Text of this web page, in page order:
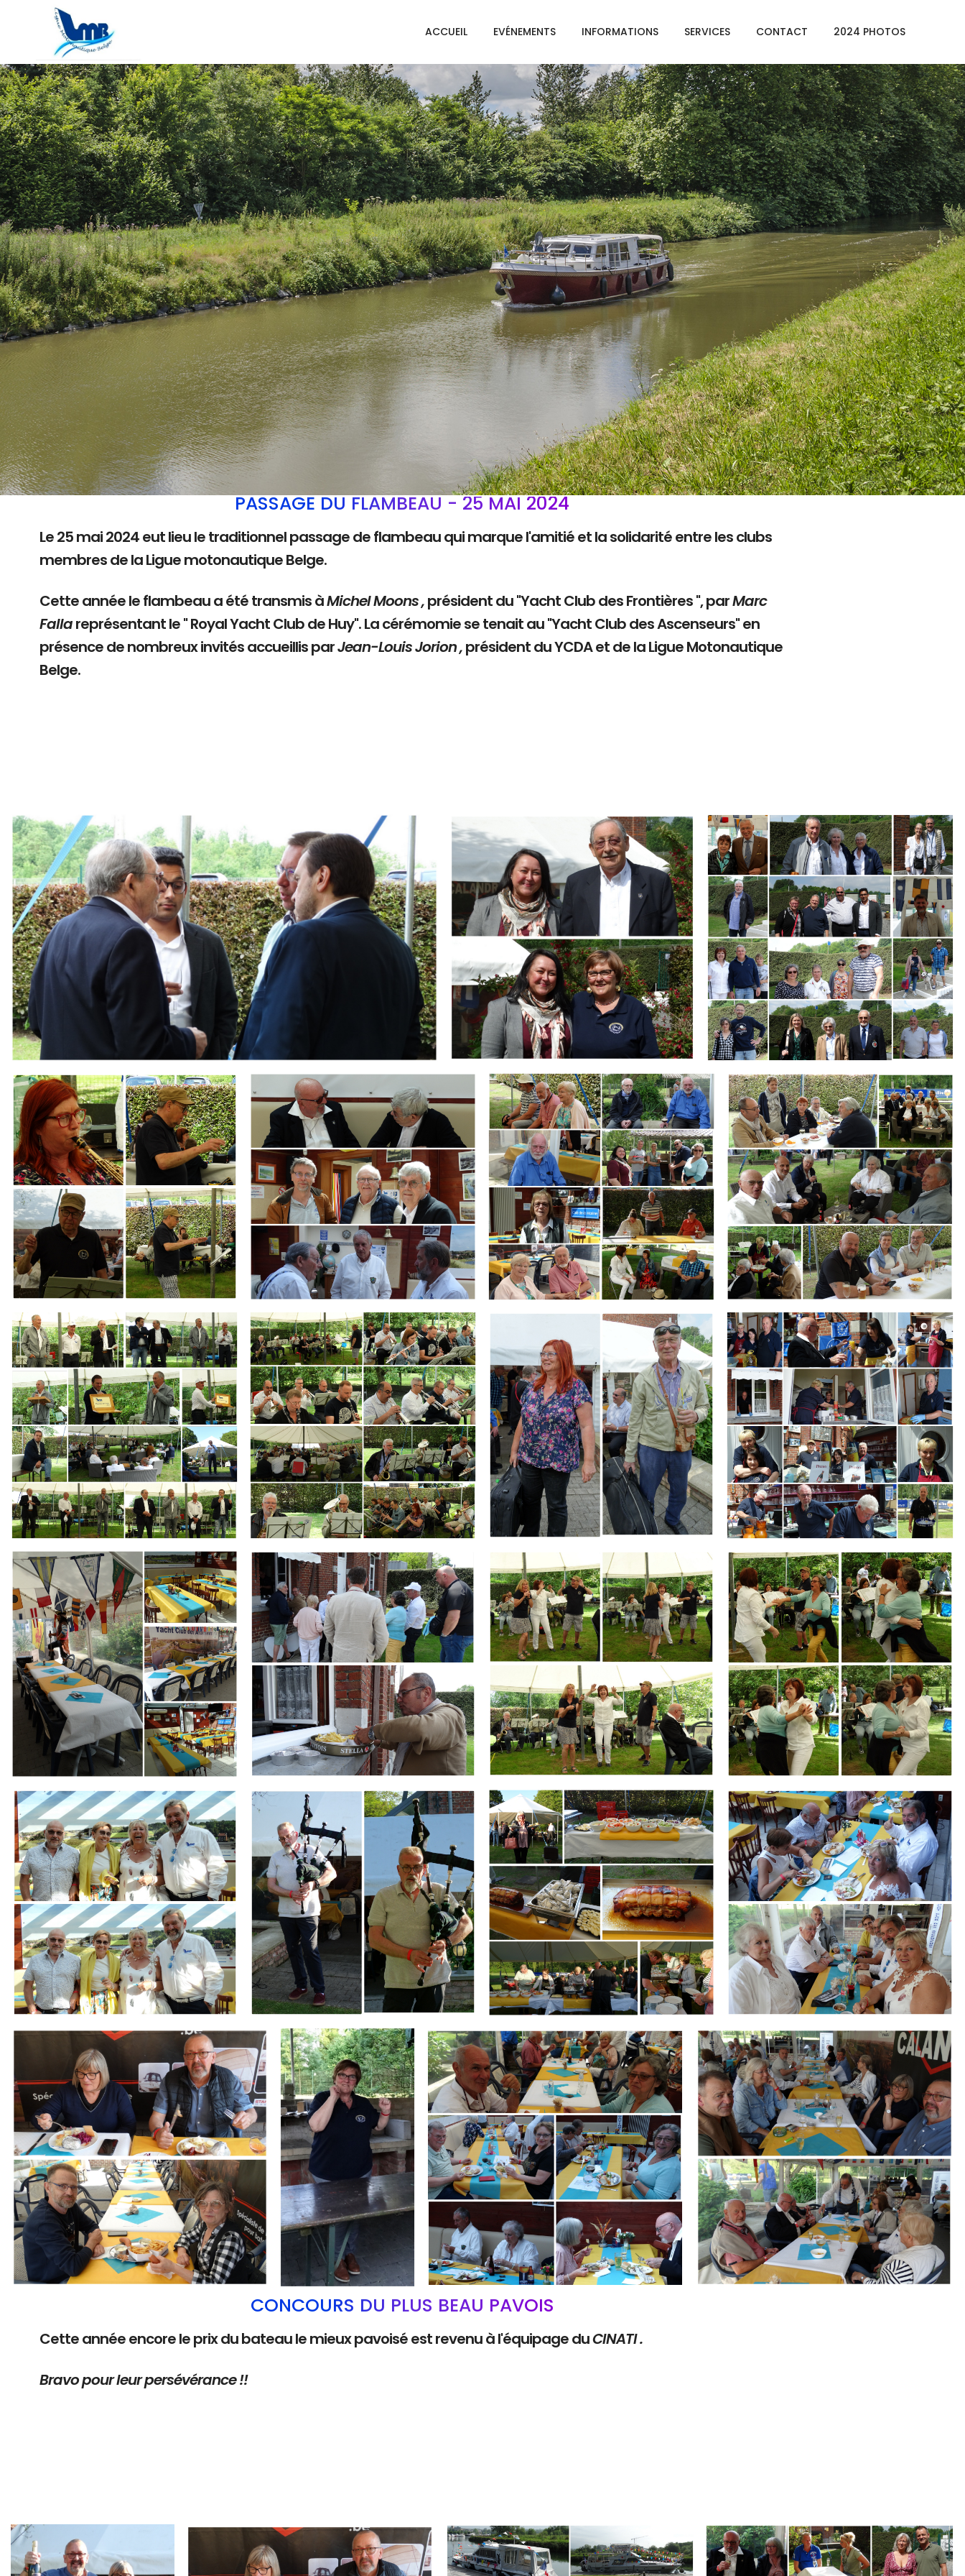
ACCUEIL EVÉNEMENTS INFORMATIONS SERVICES CONTACT 2024 PHOTOS
PASSAGE DU FLAMBEAU - 25 MAI 2024
Le 25 mai 2024 eut lieu le traditionnel passage de flambeau qui marque l'amitié et la solidarité entre les clubs
membres de la Ligue motonautique Belge.
Cette année le flambeau a été transmis àMichel Moons ,président du "Yacht Club des Frontières ", parMarc
Fallareprésentant le " Royal Yacht Club de Huy". La cérémomie se tenait au "Yacht Club des Ascenseurs" en
présence de nombreux invités accueillis parJean-Louis Jorion ,président du YCDA et de la Ligue Motonautique
Belge.
Branding
ARMCHAIR
Branding
ARMCHAIR
Branding
ARMCHAIR
Branding
ARMCHAIR ARMCHAIR
Branding
ARMCHAIR
Branding
ARMCHAIR
Branding
ARMCHAIR
Branding
ARMCHAIR
Branding
ARMCHAIR
Branding
ARMCHAIR
Branding
ARMCHAIR
Branding
ARMCHAIR
Branding
ARMCHAIR
Branding
ARMCHAIR
Branding
ARMCHAIR
Branding
ARMCHAIR
Branding
ARMCHAIR
Branding Branding
ARMCHAIR
Branding
ARMCHAIR
Branding
ARMCHAIR
CONCOURS DU PLUS BEAU PAVOIS
Cette année encore le prix du bateau le mieux pavoisé est revenu à l'équipage duCINATI .
Bravo pour leur persévérance !!
Branding
ARMCHAIR
Branding Branding
ARMCHAIR
Branding
ARMCHAIR